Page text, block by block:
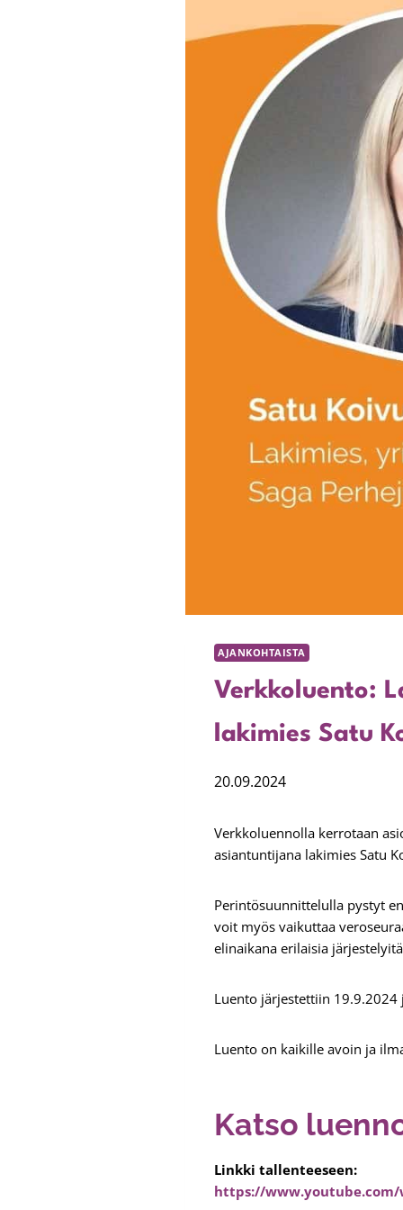
AJANKOHTAISTA
Verkkoluento:
lakimies Satu
20.09.2024
Verkkoluennolla kerrotaan
asiantuntijana lakimies Satu
Perintösuunnittelulla pystyt
voit myös vaikuttaa
elinaikana erilaisia
Luento järjestettiin
Luento on kaikille avoin ja
Katso
Linkki tallenteeseen:
https://www.youtube.com/